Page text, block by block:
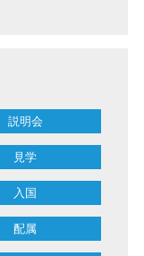
説明会
見学
入国
配属